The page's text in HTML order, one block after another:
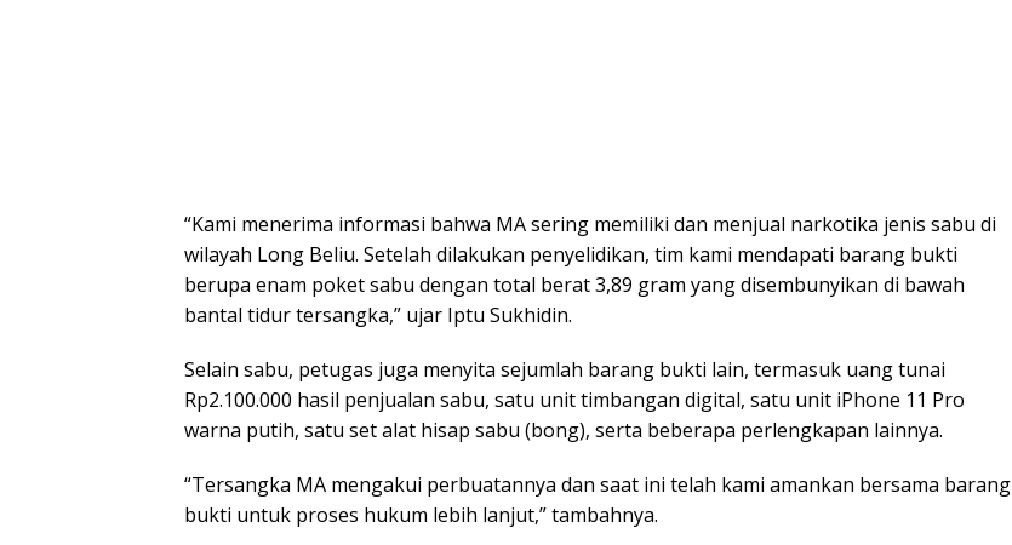
“Kami menerima informasi bahwa MA sering memiliki dan menjual narkotika jenis sabu di
wilayah Long Beliu. Setelah dilakukan penyelidikan, tim kami mendapati barang bukti
berupa enam poket sabu dengan total berat 3,89 gram yang disembunyikan di bawah
bantal tidur tersangka,” ujar Iptu Sukhidin.
Selain sabu, petugas juga menyita sejumlah barang bukti lain, termasuk uang tunai
Rp2.100.000 hasil penjualan sabu, satu unit timbangan digital, satu unit iPhone 11 Pro
warna putih, satu set alat hisap sabu (bong), serta beberapa perlengkapan lainnya.
“Tersangka MA mengakui perbuatannya dan saat ini telah kami amankan bersama barang
bukti untuk proses hukum lebih lanjut,” tambahnya.